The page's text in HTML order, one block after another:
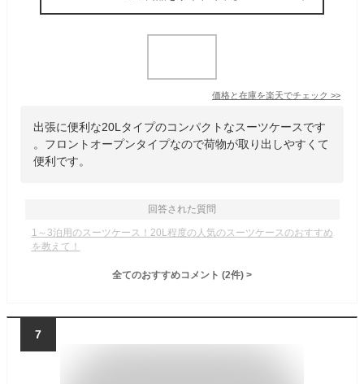
価格と在庫を楽天でチェック >>
出張に便利な20Lタイプのコンパクトなスーツケースです
。フロントオープンタイプなので荷物が取り出しやすくて
便利です。
回答された質問
1～3泊用のスーツケース！20L程度の人気のスーツケースのおすすめ
を教えて！
全てのおすすめコメント (2件) >
7